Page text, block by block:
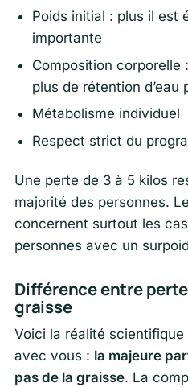
Poids initial : plus il est
importante
Composition corporelle
plus de rétention d’eau
Métabolisme individuel
Respect strict du
Une perte de 3 à 5 kilos
majorité des personnes.
concernent surtout les
personnes avec un
Différence entre
graisse
Voici la réalité
avec vous : la majeure
pas de la graisse. La